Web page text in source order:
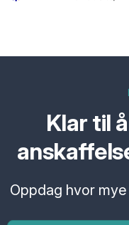
Klar til
Oppdag hvor